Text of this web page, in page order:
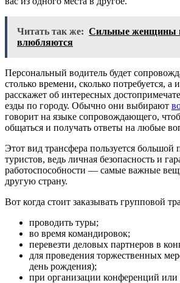
Читать так же: Сильные женщины
влюбляются
Персональный водитель будет
столько времени, сколько потребуется, а
расскажет об интересных
езды по городу. Обычно они выбирают
говорит на языке сопровождающего,
общаться и получать ответы на любые
Этот вид трансфера пользуется большой
туристов, ведь личная безопасность и
работоспособности — самые важные
другую страну.
Вот когда стоит заказывать групповой
проводить туры;
во время командировок;
перевезти деловых партнеров в
для проведения торжественных
день рождения);
при организации конференций или